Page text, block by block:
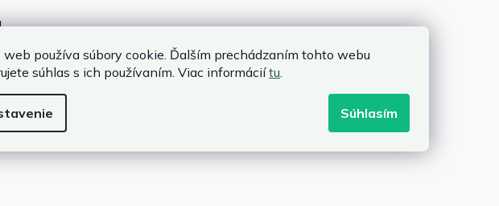
web používa súbory cookie. Ďalším prechádzaním tohto webu
súhlas s ich používaním. Viac informáciítu
Súhlasím
m